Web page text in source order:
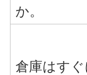
か。
倉庫はすぐ